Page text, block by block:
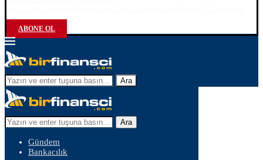
ABONE OL
Ara
Ara
Gündem
Bankacılık